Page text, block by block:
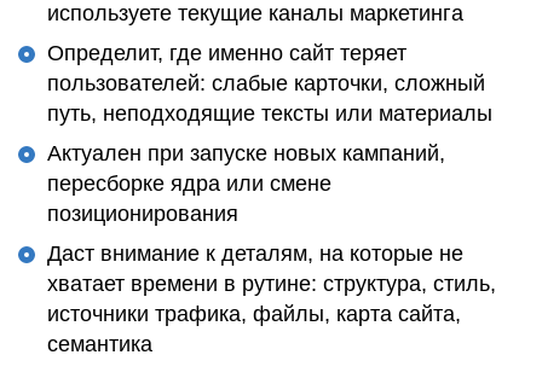
используете текущие каналы маркетинга
Определит, где именно сайт теряет
пользователей: слабые карточки, сложный
путь, неподходящие тексты или материалы
Актуален при запуске новых кампаний,
пересборке ядра или смене
позиционирования
Даст внимание к деталям, на которые не
хватает времени в рутине: структура, стиль,
источники трафика, файлы, карта сайта,
семантика